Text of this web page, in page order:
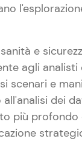
e
agli
scenari e
dei
più